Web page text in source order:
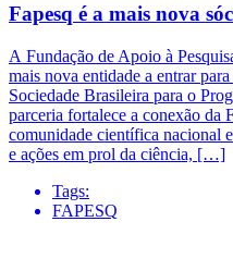
Fapesq é a mais nova
A Fundação de Apoio à
mais nova entidade a entrar
Sociedade Brasileira para o
parceria fortalece a conexão da
comunidade científica nacional
e ações em prol da ciência, […]
Tags:
FAPESQ